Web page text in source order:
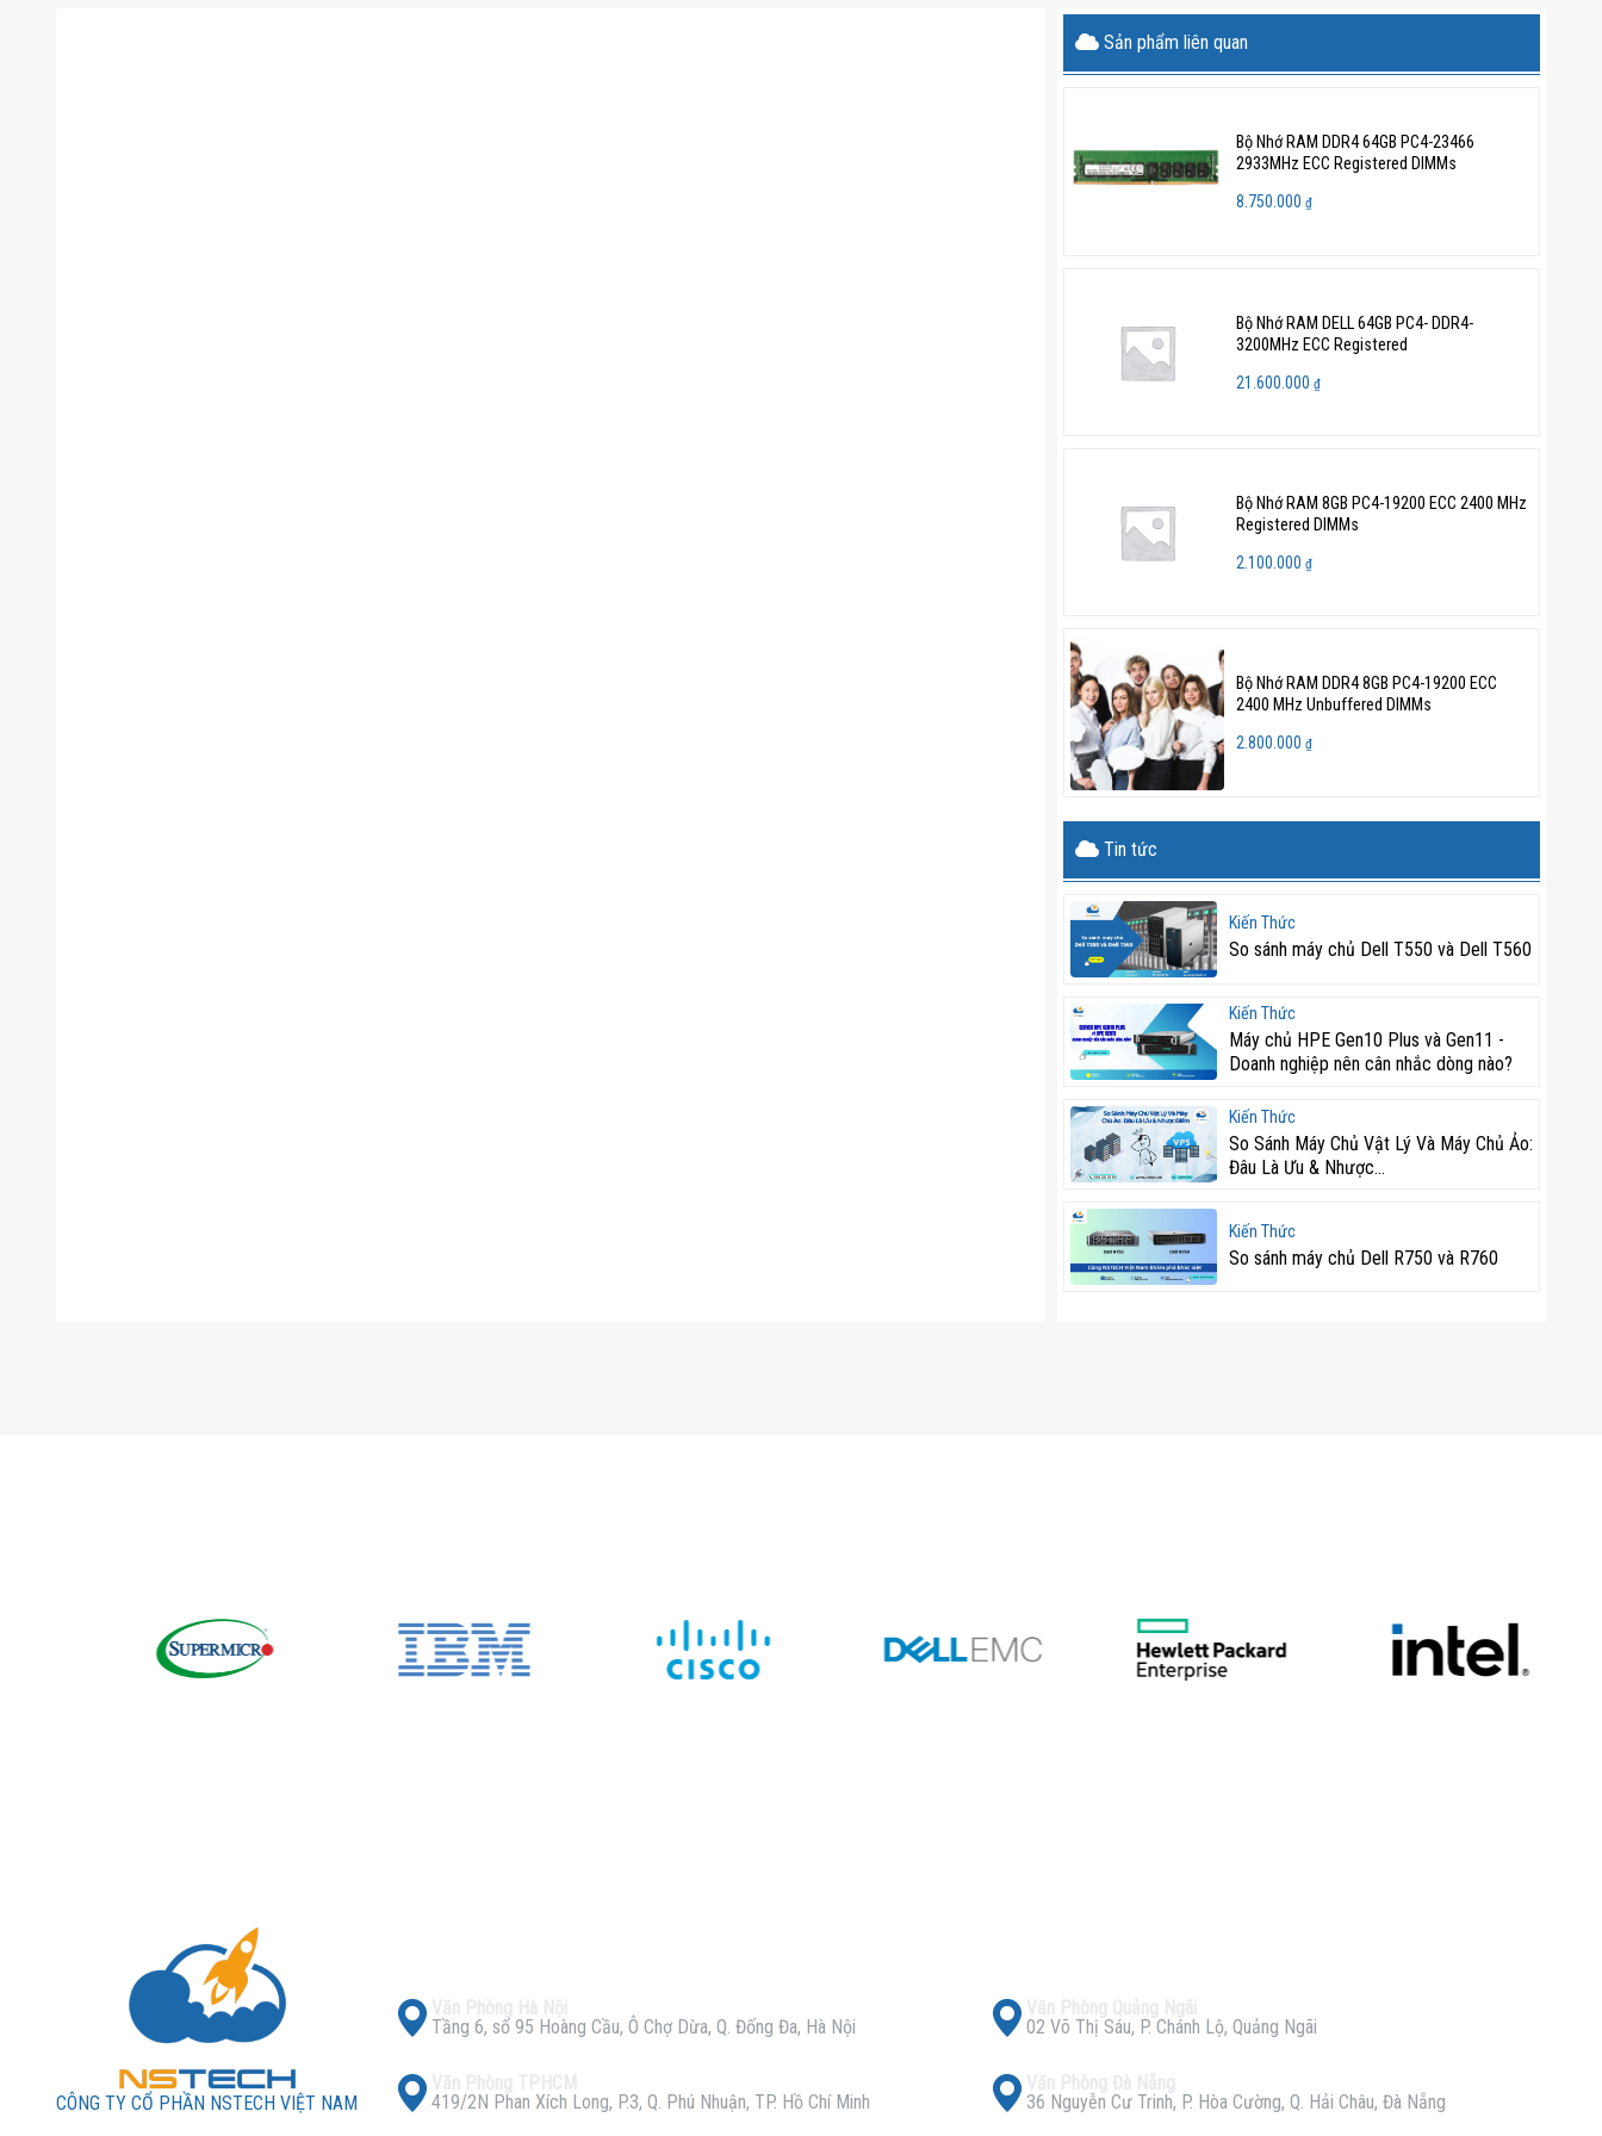
Sản phẩm liên quan
Bộ Nhớ RAM DDR4 64GB PC4-23466
2933MHz ECC Registered DIMMs
8.750.000₫
Bộ Nhớ RAM DELL 64GB PC4- DDR4-
3200MHz ECC Registered
21.600.000₫
Bộ Nhớ RAM 8GB PC4-19200 ECC 2400 MHz
Registered DIMMs
2.100.000₫
Bộ Nhớ RAM DDR4 8GB PC4-19200 ECC
2400 MHz Unbuffered DIMMs
2.800.000₫
Tin tức
Kiến Thức
So sánh máy chủ Dell T550 và Dell T560
Kiến Thức
Máy chủ HPE Gen10 Plus và Gen11 -
Doanh nghiệp nên cân nhắc dòng nào?
Kiến Thức
So Sánh Máy Chủ Vật Lý Và Máy Chủ Ảo:
Đâu Là Ưu & Nhược...
Kiến Thức
So sánh máy chủ Dell R750 và R760
CÔNG TY CỔ PHẦN NSTECH VIỆT NAM
Tầng 6, số 95 Hoàng Cầu, Ô Chợ Dừa, Q. Đống Đa, Hà Nội
02 Võ Thị Sáu, P. Chánh Lộ, Quảng Ngãi
419/2N Phan Xích Long, P.3, Q. Phú Nhuận, TP. Hồ Chí Minh
36 Nguyễn Cư Trinh, P. Hòa Cường, Q. Hải Châu, Đà Nẵng